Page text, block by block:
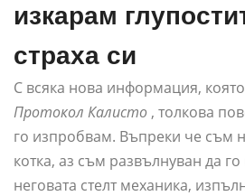
изкарам
страха си
С всяка нова информация,
Протокол Калисто , толкова
го изпробвам. Въпреки че съм
котка, аз съм развълнуван да
неговата стелт механика,